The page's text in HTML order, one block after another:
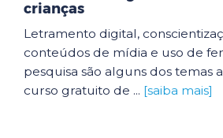
crianças
Letramento digital,
conteúdos de mídia e uso de
pesquisa são alguns dos temas
curso gratuito de ... [saiba mais]